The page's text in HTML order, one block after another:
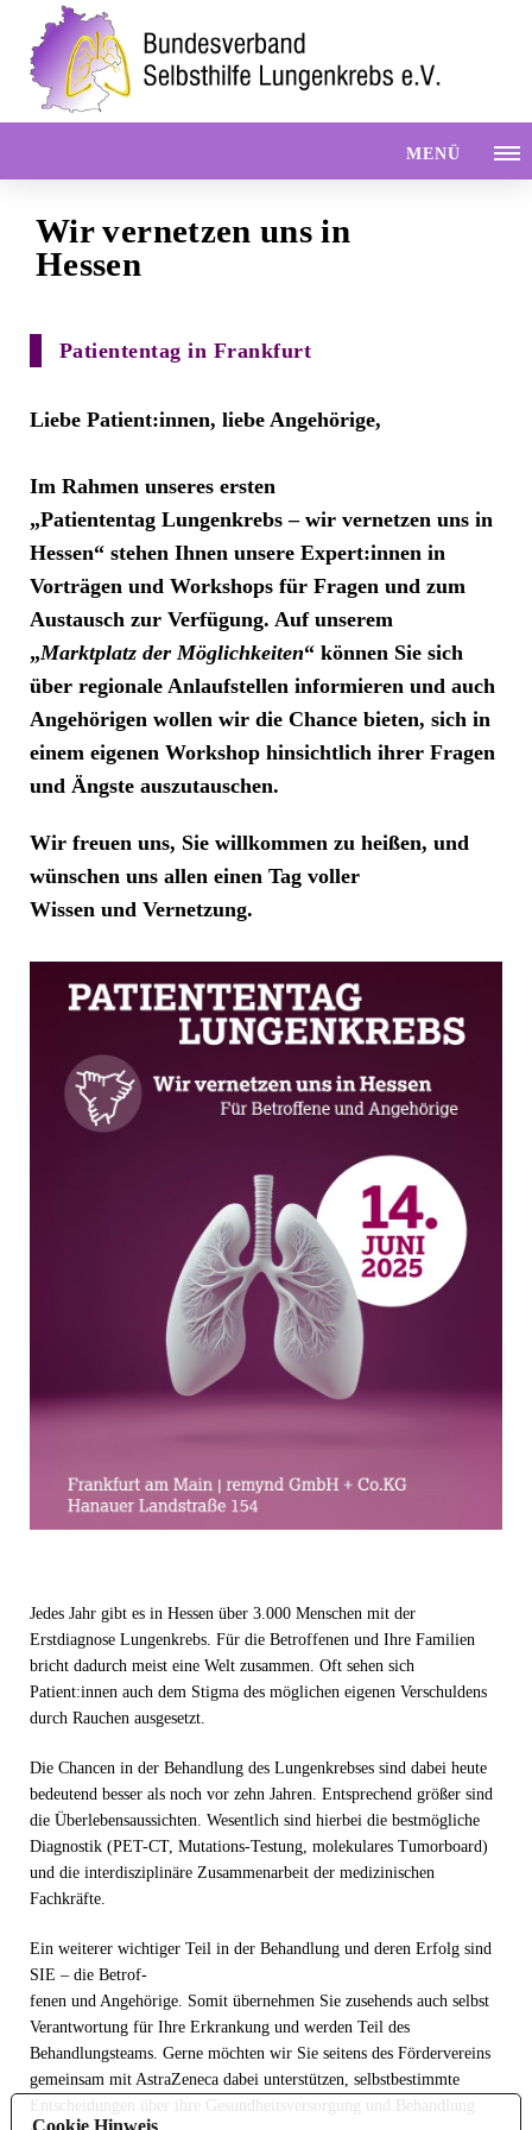
MENÜ
Wir vernetzen uns in
Hessen
Patiententag in Frankfurt
Liebe Patient:innen, liebe Angehörige,
Im Rahmen unseres ersten
„Patiententag Lungenkrebs – wir vernetzen uns in
Hessen“ stehen Ihnen unsere Expert:innen in
Vorträgen und Workshops für Fragen und zum
Austausch zur Verfügung. Auf unserem
„Marktplatz der Möglichkeiten“ können Sie sich
über regionale Anlaufstellen informieren und auch
Angehörigen wollen wir die Chance bieten, sich in
einem eigenen Workshop hinsichtlich ihrer Fragen
und Ängste auszutauschen.
Wir freuen uns, Sie willkommen zu heißen, und
wünschen uns allen einen Tag voller
Wissen und Vernetzung.
Jedes Jahr gibt es in Hessen über 3.000 Menschen mit der
Erstdiagnose Lungenkrebs. Für die Betroffenen und Ihre Familien
bricht dadurch meist eine Welt zusammen. Oft sehen sich
Patient:innen auch dem Stigma des möglichen eigenen Verschuldens
durch Rauchen ausgesetzt.
Die Chancen in der Behandlung des Lungenkrebses sind dabei heute
bedeutend besser als noch vor zehn Jahren. Entsprechend größer sind
die Überlebensaussichten. Wesentlich sind hierbei die bestmögliche
Diagnostik (PET-CT, Mutations-Testung, molekulares Tumorboard)
und die interdisziplinäre Zusammenarbeit der medizinischen
Fachkräfte.
Ein weiterer wichtiger Teil in der Behandlung und deren Erfolg sind
SIE – die Betrof-
fenen und Angehörige. Somit übernehmen Sie zusehends auch selbst
Verantwortung für Ihre Erkrankung und werden Teil des
Behandlungsteams. Gerne möchten wir Sie seitens des Fördervereins
gemeinsam mit AstraZeneca dabei unterstützen, selbstbestimmte
Entscheidungen über ihre Gesundheitsversorgung und Behandlung
Cookie Hinweis